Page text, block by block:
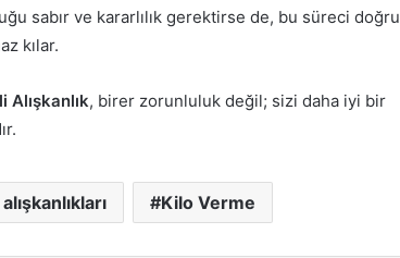
sabır ve kararlılık gerektirse de, bu süreci doğru
kılar.
Alışkanlık, birer zorunluluk değil; sizi daha iyi bir
Kilo Verme